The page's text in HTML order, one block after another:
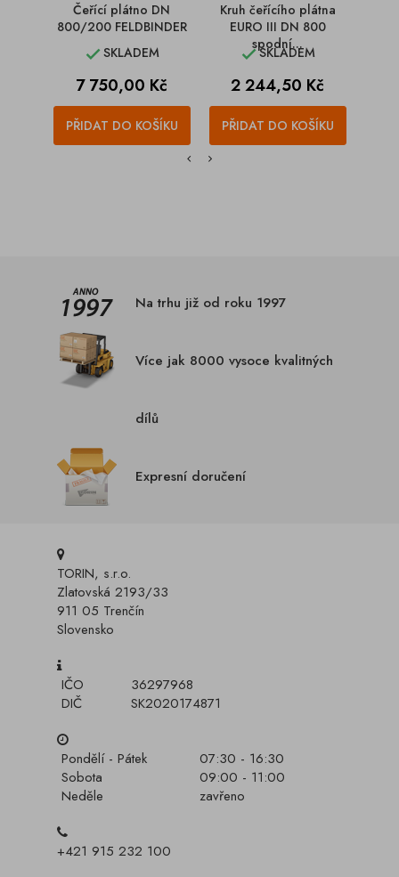
Čeřící plátno DN
800/200 FELDBINDER
SKLADEM
Cena
7 750,00 Kč
PŘIDAT DO KOŠÍKU
Kruh čeřícího plátna
EURO III DN 800
spodní...
SKLADEM
Cena
2 244,50 Kč
PŘIDAT DO KOŠÍKU
Na trhu již od roku 1997
Více jak 8000 vysoce kvalitných
dílů
Expresní doručení
TORIN, s.r.o.
Zlatovská 2193/33
911 05 Trenčín
Slovensko
IČO
36297968
DIČ
SK2020174871
Pondělí - Pátek
07:30 - 16:30
Sobota
09:00 - 11:00
Neděle
zavřeno
+421 915 232 100